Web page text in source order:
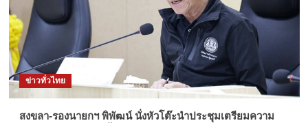
ข่าวทั่วไทย
สงขลา-รองนายกฯ พิพัฒน์ นั่งหัวโต๊ะนำประชุมเตรียมความ